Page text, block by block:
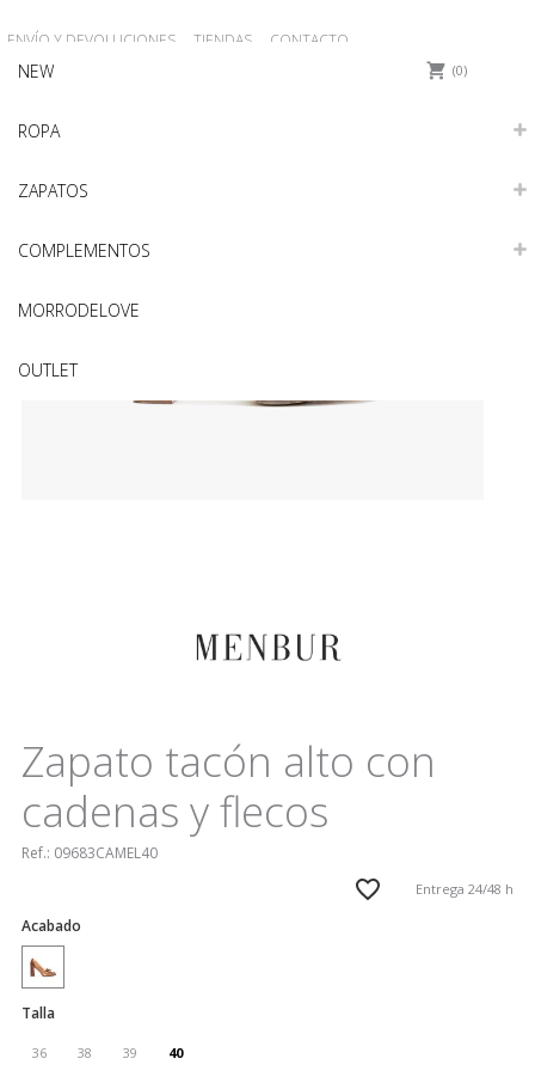
0
ENVÍO Y DEVOLUCIONES TIENDAS CONTACTO
NEW
ROPA
ZAPATOS
COMPLEMENTOS
MORRODELOVE
OUTLET
Zapato tacón alto con
cadenas y flecos
Ref.: 09683CAMEL40
Entrega 24/48 h
Acabado
Talla
36 38 39 40